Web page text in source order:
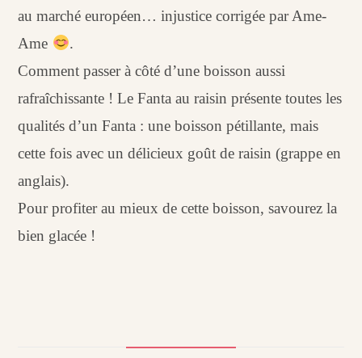
au marché européen… injustice corrigée par Ame-
Ame
.
Comment passer à côté d’une boisson aussi
rafraîchissante ! Le Fanta au raisin présente toutes les
qualités d’un Fanta : une boisson pétillante, mais
cette fois avec un délicieux goût de raisin (grappe en
anglais).
Pour profiter au mieux de cette boisson, savourez la
bien glacée !